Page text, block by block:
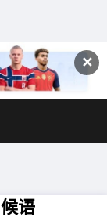
✕
语